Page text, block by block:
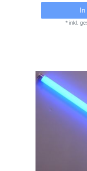
*inkl.